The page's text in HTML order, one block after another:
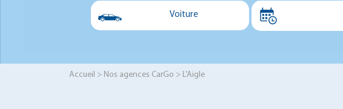
Voiture
Accueil > Nos agences CarGo > L'Aigle